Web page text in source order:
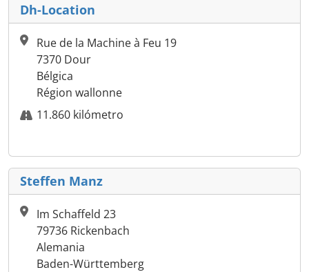
Dh-Location
Rue de la Machine à Feu 19
7370 Dour
Bélgica
Région wallonne
11.860 kilómetro
Steffen Manz
Im Schaffeld 23
79736 Rickenbach
Alemania
Baden-Württemberg